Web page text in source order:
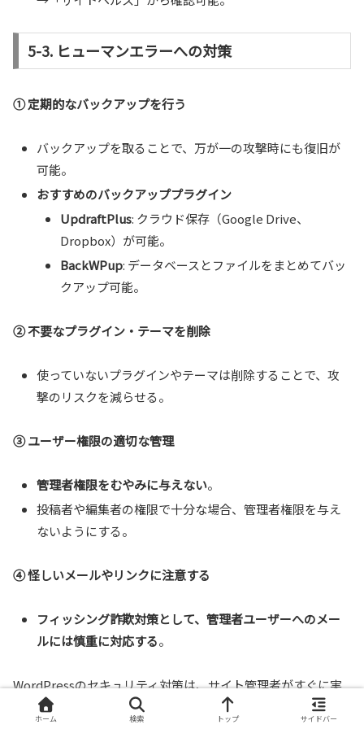
5-3. ヒューマンエラーへの対策
① 定期的なバックアップを行う
バックアップを取ることで、万が一の攻撃時にも復旧が
可能。
おすすめのバックアッププラグイン
UpdraftPlus: クラウド保存（Google Drive、
Dropbox）が可能。
BackWPup: データベースとファイルをまとめてバッ
クアップ可能。
② 不要なプラグイン・テーマを削除
使っていないプラグインやテーマは削除することで、攻
撃のリスクを減らせる。
③ ユーザー権限の適切な管理
管理者権限をむやみに与えない。
投稿者や編集者の権限で十分な場合、管理者権限を与え
ないようにする。
④ 怪しいメールやリンクに注意する
フィッシング詐欺対策として、管理者ユーザーへのメー
ルには慎重に対応する。
WordPressのセキュリティ対策は、サイト管理者がすぐに実
施できるものから、サーバー設定の変更が必要なものまで多
ホーム 検索 トップ サイドバー